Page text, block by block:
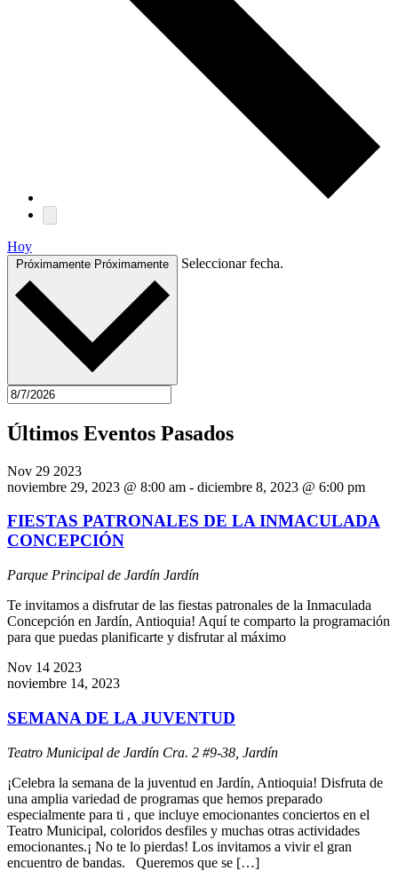
Hoy
Próximamente Próximamente Seleccionar fecha.
Últimos Eventos Pasados
Nov 29 2023
noviembre 29, 2023 @ 8:00 am - diciembre 8, 2023 @ 6:00 pm
FIESTAS PATRONALES DE LA INMACULADA
CONCEPCIÓN
Parque Principal de Jardín Jardín
Te invitamos a disfrutar de las fiestas patronales de la Inmaculada
Concepción en Jardín, Antioquia! Aquí te comparto la programación
para que puedas planificarte y disfrutar al máximo
Nov 14 2023
noviembre 14, 2023
SEMANA DE LA JUVENTUD
Teatro Municipal de Jardín Cra. 2 #9-38, Jardín
¡Celebra la semana de la juventud en Jardín, Antioquia! Disfruta de
una amplia variedad de programas que hemos preparado
especialmente para ti , que incluye emocionantes conciertos en el
Teatro Municipal, coloridos desfiles y muchas otras actividades
emocionantes.¡ No te lo pierdas! Los invitamos a vivir el gran
encuentro de bandas. Queremos que se […]